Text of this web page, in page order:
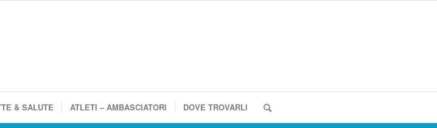
& SALUTE ATLETI – AMBASCIATORI DOVE TROVARLI